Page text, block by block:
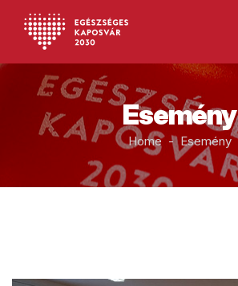
Esemény
Home - Esemény